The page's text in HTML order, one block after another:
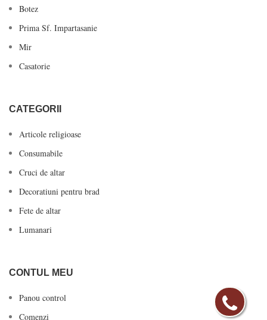
Botez
Prima Sf. Impartasanie
Mir
Casatorie
CATEGORII
Articole religioase
Consumabile
Cruci de altar
Decoratiuni pentru brad
Fete de altar
Lumanari
CONTUL MEU
Panou control
Comenzi